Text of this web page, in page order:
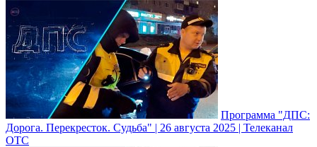
Программа "ДПС:
Дорога. Перекресток. Судьба" | 26 августа 2025 | Телеканал
ОТС